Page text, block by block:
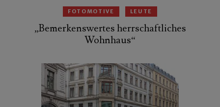
FOTOMOTIVE LEUTE
„Bemerkenswertes herrschaftliches
Wohnhaus“